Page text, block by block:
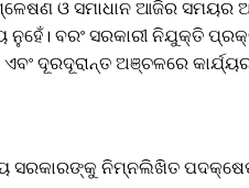
ଓ ସମାଧାନ ଆଜିର ସମୟର
ବରଂ ସରକାରୀ ନିଯୁକ୍ତି
ଦୂରଦୂରାନ୍ତ ଅଞ୍ଚଳରେ
ସରକାରଙ୍କୁ ନିମ୍ନଲିଖିତ